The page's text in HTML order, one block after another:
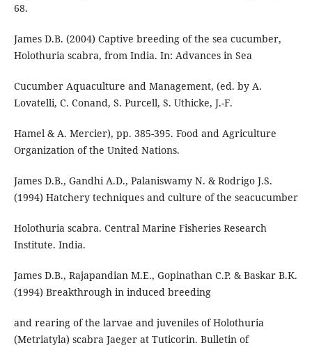
68.
James D.B. (2004) Captive breeding of the sea cucumber,
Holothuria scabra, from India. In: Advances in Sea
Cucumber Aquaculture and Management, (ed. by A.
Lovatelli, C. Conand, S. Purcell, S. Uthicke, J.-F.
Hamel & A. Mercier), pp. 385-395. Food and Agriculture
Organization of the United Nations.
James D.B., Gandhi A.D., Palaniswamy N. & Rodrigo J.S.
(1994) Hatchery techniques and culture of the seacucumber
Holothuria scabra. Central Marine Fisheries Research
Institute. India.
James D.B., Rajapandian M.E., Gopinathan C.P. & Baskar B.K.
(1994) Breakthrough in induced breeding
and rearing of the larvae and juveniles of Holothuria
(Metriatyla) scabra Jaeger at Tuticorin. Bulletin of